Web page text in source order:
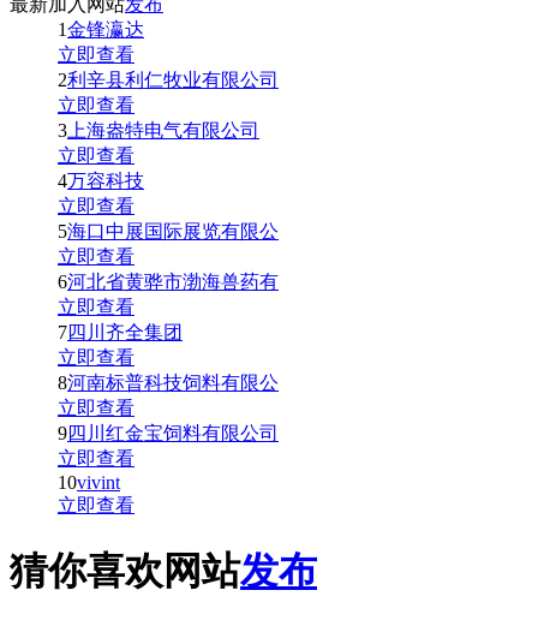
最新加入网站发布
1金锋瀛达
立即查看
2利辛县利仁牧业有限公司
立即查看
3 上海盎特电气有限公司
立即查看
4万容科技
立即查看
5海口中展国际展览有限公
立即查看
6河北省黄骅市渤海兽药有
立即查看
7四川齐全集团
立即查看
8河南标普科技饲料有限公
立即查看
9四川红金宝饲料有限公司
立即查看
10vivint
立即查看
猜你喜欢网站发布